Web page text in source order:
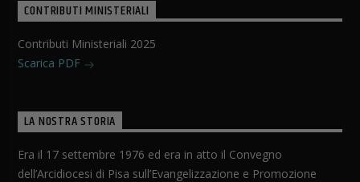
CONTRIBUTI MINISTERIALI
Contributi Ministeriali 2025
Scarica PDF
LA NOSTRA STORIA
Era il 17 settembre 1976 ed era in atto il Convegno
dell’Arcidiocesi di Pisa sull’Evangelizzazione e Promozione